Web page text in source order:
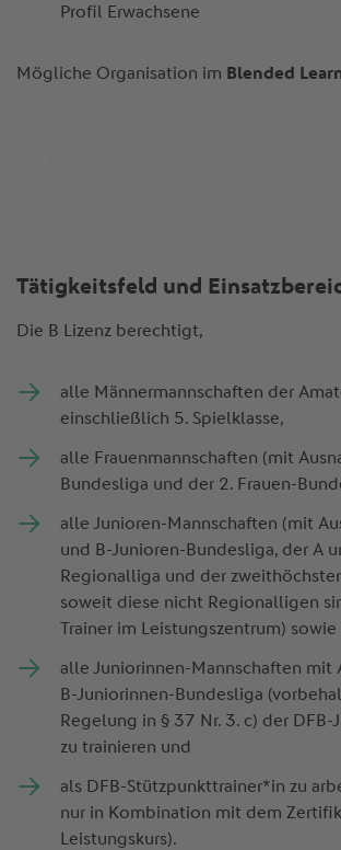
Profil Erwachsene
Mögliche Organisation im Blended
Tätigkeitsfeld und
Die B Lizenz berechtigt,
alle Männermannschaften der
einschließlich 5. Spielklasse,
alle Frauenmannschaften (mit
Bundesliga und der 2. Frauen-­
alle Junioren-­Mannschaften (mit
und B­-Junioren-Bundesliga, der A­
Regionalliga und der
soweit diese nicht Regionalligen
Trainer im Leistungszentrum) sowie
alle Juniorinnen­-Mannschaften mit
B-­Juniorinnen­-Bundesliga
Regelung in § 37 Nr. 3. c) der
zu trainieren und
als DFB-Stützpunkttrainer*in zu
nur in Kombination mit dem
Leistungskurs).